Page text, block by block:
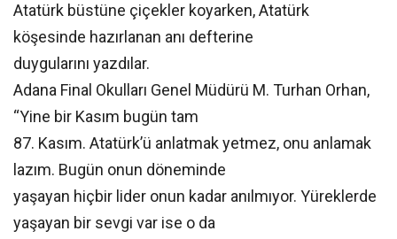
Atatürk büstüne çiçekler koyarken, Atatürk
köşesinde hazırlanan anı defterine
duygularını yazdılar.
Adana Final Okulları Genel Müdürü M. Turhan Orhan,
“Yine bir Kasım bugün tam
87. Kasım. Atatürk’ü anlatmak yetmez, onu anlamak
lazım. Bugün onun döneminde
yaşayan hiçbir lider onun kadar anılmıyor. Yüreklerde
yaşayan bir sevgi var ise o da